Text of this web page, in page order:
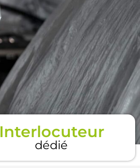
Interlocuteur
dédié